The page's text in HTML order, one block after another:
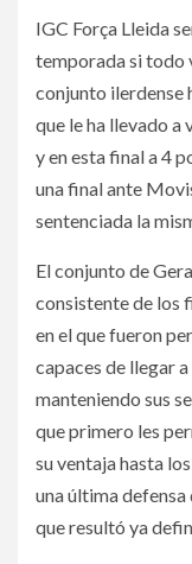
IGC Força Lleida
temporada si todo
conjunto ilerdense
que le ha llevado a
y en esta final a 4
una final ante
sentenciada la
El conjunto de
consistente de los
en el que fueron
capaces de llegar
manteniendo sus
que primero les
su ventaja hasta
una última
que resultó ya